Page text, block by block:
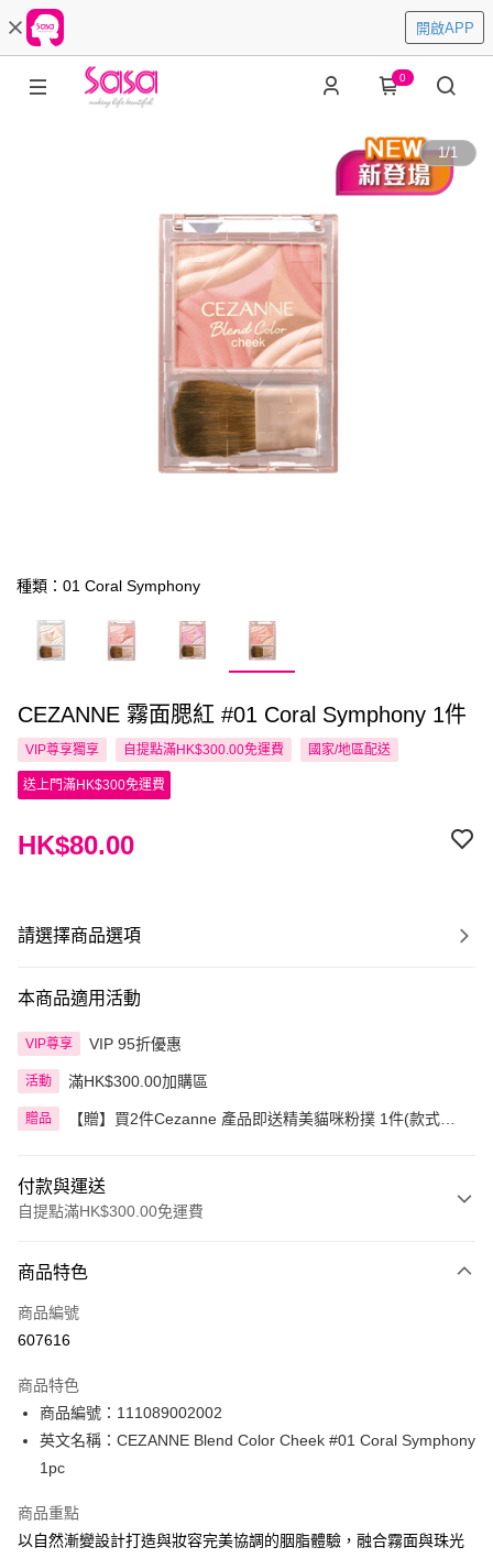
開啟APP
0
1/1
種類：01 Coral Symphony
CEZANNE 霧面腮紅 #01 Coral Symphony 1件
VIP尊享獨享 自提點滿HK$300.00免運費 國家/地區配送
送上門滿HK$300免運費
HK$80.00
請選擇商品選項
本商品適用活動
VIP尊享 VIP 95折優惠
活動 滿HK$300.00加購區
贈品
【贈】買2件Cezanne 產品即送精美貓咪粉撲 1件(款式隨
付款與運送
自提點滿HK$300.00免運費
信用卡
Apple Pay
PayMe
WeChat Pay
送貨方式
商品特色
商品編號
607616
商品特色
商品編號：111089002002
英文名稱：CEZANNE Blend Color Cheek #01 Coral Symphony
1pc
商品重點
以自然漸變設計打造與妝容完美協調的胭脂體驗，融合霧面與珠光